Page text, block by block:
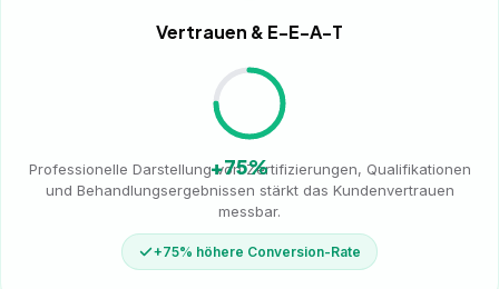
Vertrauen & E-E-A-T
+75%
Professionelle Darstellung von Zertifizierungen, Qualifikationen
und Behandlungsergebnissen stärkt das Kundenvertrauen
messbar.
+75% höhere Conversion-Rate